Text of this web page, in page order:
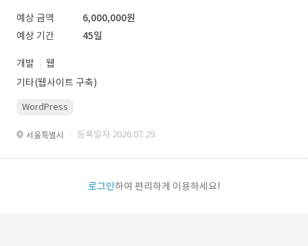
예상 금액
6,000,000원
예상 기간
45일
개발
웹
기타(웹사이트 구축)
WordPress
서울특별시 · 등록일자 2026.07.29.
로그인하여 편리하게 이용하세요!